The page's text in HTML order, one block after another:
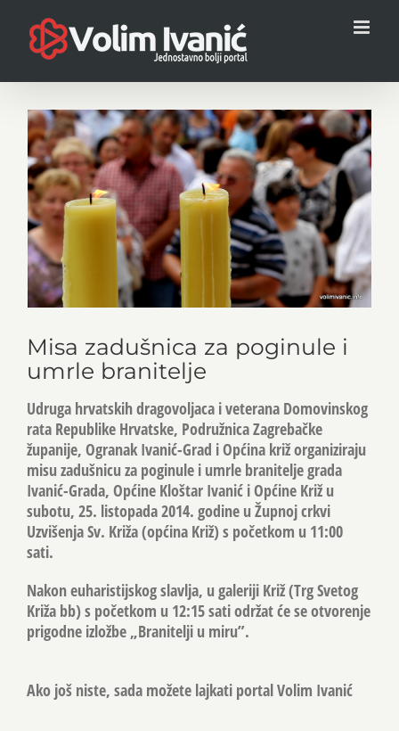
content
View
Larger
Image
Misa zadušnica za poginule i
umrle branitelje
Udruga hrvatskih dragovoljaca i veterana Domovinskog
rata Republike Hrvatske, Podružnica Zagrebačke
županije, Ogranak Ivanić-Grad i Općina križ organiziraju
misu zadušnicu za poginule i umrle branitelje grada
Ivanić-Grada, Općine Kloštar Ivanić i Općine Križ u
subotu, 25. listopada 2014. godine u Župnoj crkvi
Uzvišenja Sv. Križa (općina Križ) s početkom u 11:00
sati.
Nakon euharistijskog slavlja, u galeriji Križ (Trg Svetog
Križa bb) s početkom u 12:15 sati održat će se otvorenje
prigodne izložbe „Branitelji u miru”.
Ako još niste, sada možete lajkati portal Volim Ivanić